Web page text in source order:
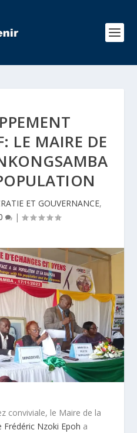
LE MAIRE DE
ET GOUVERNANCE,
|
conviviale, le Maire de la
Frédéric Nzoki Epoh a